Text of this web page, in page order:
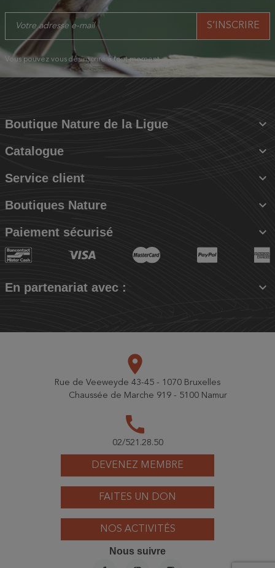
Vous pouvez vous désinscrire à tout moment.
Boutique Nature de la Ligue 
Catalogue 
Service client 
Boutiques Nature 
Paiement sécurisé 
En partenariat avec : 
DEVENEZ MEMBRE
FAITES UN DON
NOS ACTIVITÉS
place
Rue de Veeweyde 43-45 - 1070 Bruxelles
Chaussée de Marche 919 - 5100 Namur
call
02/521.28.50
Nous suivre